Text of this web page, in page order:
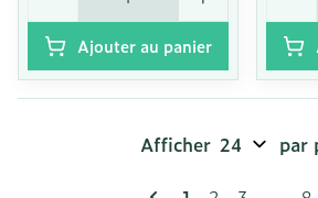
Ajouter au panier
Pages
Afficher par